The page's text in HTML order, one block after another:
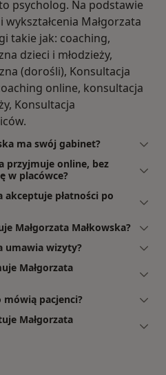
psycholog. Na podstawie
Małgorzata
takie jak: coaching,
dzieci i młodzieży,
(dorośli), Konsultacja
online, konsultacja
Konsultacja
ma swój gabinet?
przyjmuje online, bez
w placówce?
akceptuje płatności po
Małgorzata Małkowska?
umawia wizyty?
Małgorzata
mówią pacjenci?
Małgorzata